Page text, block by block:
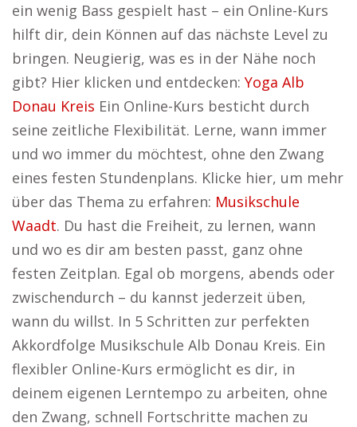
ein wenig Bass gespielt hast – ein Online-Kurs
hilft dir, dein Können auf das nächste Level zu
bringen. Neugierig, was es in der Nähe noch
gibt? Hier klicken und entdecken: Yoga Alb
Donau Kreis Ein Online-Kurs besticht durch
seine zeitliche Flexibilität. Lerne, wann immer
und wo immer du möchtest, ohne den Zwang
eines festen Stundenplans. Klicke hier, um mehr
über das Thema zu erfahren: Musikschule
Waadt. Du hast die Freiheit, zu lernen, wann
und wo es dir am besten passt, ganz ohne
festen Zeitplan. Egal ob morgens, abends oder
zwischendurch – du kannst jederzeit üben,
wann du willst. In 5 Schritten zur perfekten
Akkordfolge Musikschule Alb Donau Kreis. Ein
flexibler Online-Kurs ermöglicht es dir, in
deinem eigenen Lerntempo zu arbeiten, ohne
den Zwang, schnell Fortschritte machen zu